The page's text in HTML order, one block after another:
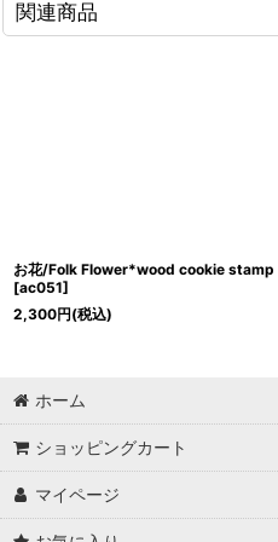
関連商品
お花/Folk Flower*wood cookie stamp
[ac051]
2,300円(税込)
ホーム
ショッピングカート
マイページ